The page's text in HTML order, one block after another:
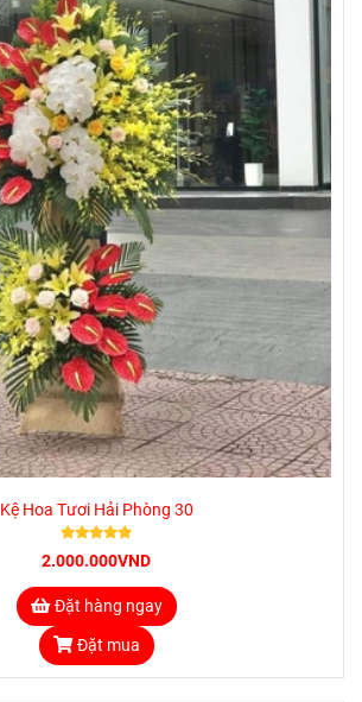
Kệ Hoa Tươi Hải Phòng 30
2.000.000VND
Đặt hàng ngay
Đặt mua